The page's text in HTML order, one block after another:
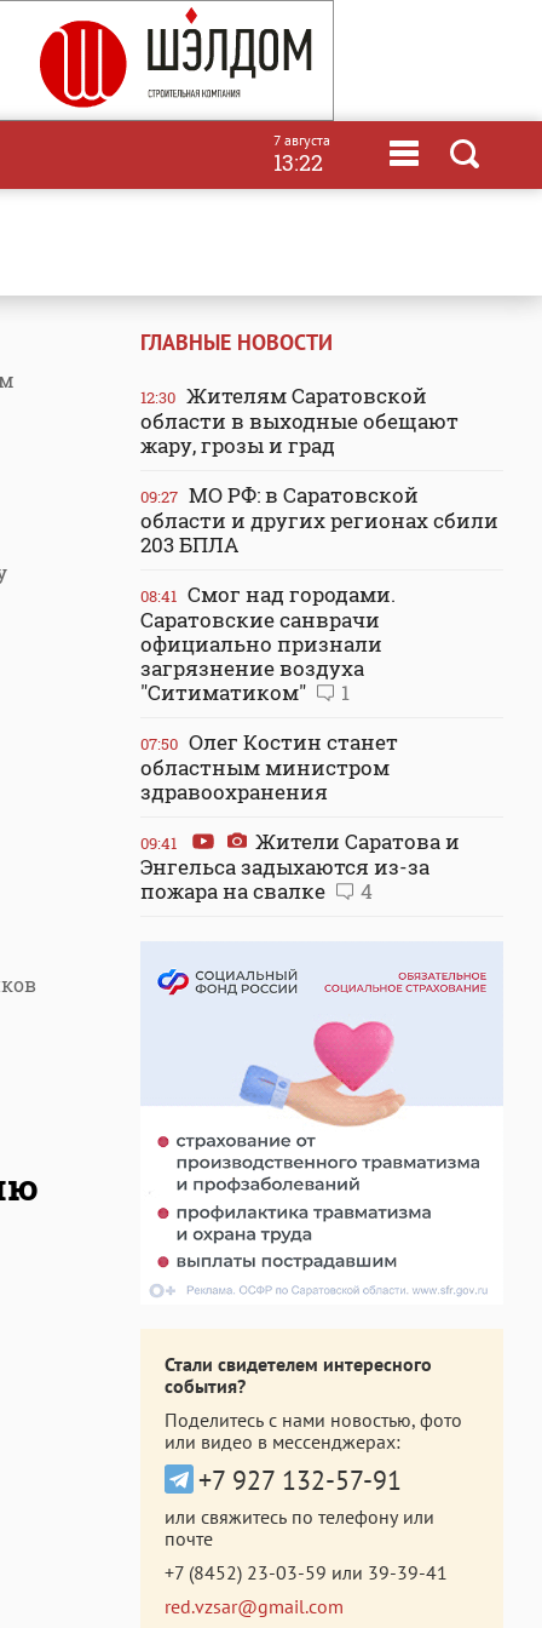
7 августа
13:22
ГЛАВНЫЕ НОВОСТИ
12:30 Жителям Саратовской
области в выходные обещают
жару, грозы и град
09:27 МО РФ: в Саратовской
области и других регионах сбили
203 БПЛА
08:41 Смог над городами.
Саратовские санврачи
официально признали
загрязнение воздуха
"Ситиматиком"
1
07:50 Олег Костин станет
областным министром
здравоохранения
09:41
Жители Саратова и
Энгельса задыхаются из-за
пожара на свалке
4
Стали свидетелем интересного
события?
Поделитесь с нами новостью, фото
или видео в мессенджерах:
+7 927 132-57-91
или свяжитесь по телефону или
почте
+7 (8452) 23-03-59 или 39-39-41
red.vzsar@gmail.com